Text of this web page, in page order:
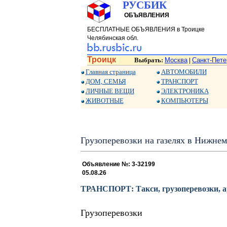
РУСБИК
ОБЪЯВЛЕНИЯ
БЕСПЛАТНЫЕ ОБЪЯВЛЕНИЯ в Троицке
Челябинская обл.
Троицк Выбрать: Москва| Санкт-
Главная страница
ДОМ, СЕМЬЯ
ЛИЧНЫЕ ВЕЩИ
ЖИВОТНЫЕ
АВТОМОБИЛИ
ТРАНСПОРТ
ЭЛЕКТРОНИКА
КОМПЬЮТЕРЫ
Грузоперевозки на газелях в
Объявление №: 3-32199
05.08.26
ТРАНСПОРТ: Такси, грузоперевозки,
Грузоперевозки